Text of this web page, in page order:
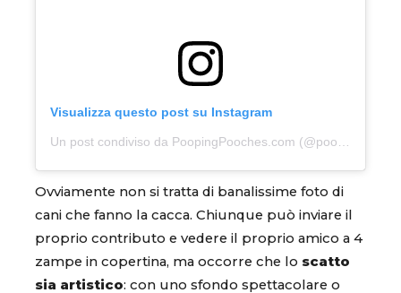
Visualizza questo post su Instagram
Un post condiviso da PoopingPooches.com (@pooping_pooches)
Ovviamente non si tratta di banalissime foto di
cani che fanno la cacca. Chiunque può inviare il
proprio contributo e vedere il proprio amico a 4
zampe in copertina, ma occorre che lo scatto
sia artistico: con uno sfondo spettacolare o